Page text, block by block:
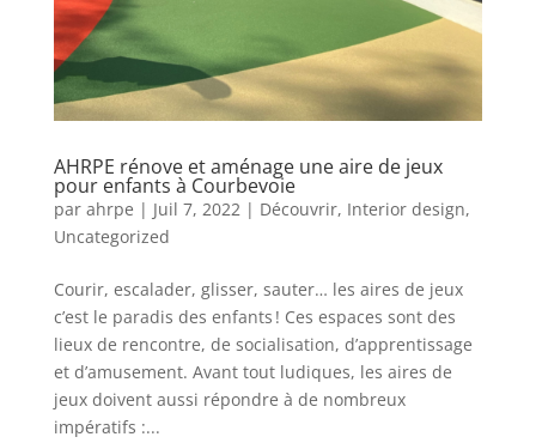
AHRPE rénove et aménage une aire de jeux
pour enfants à Courbevoie
par ahrpe | Juil 7, 2022 | Découvrir, Interior design,
Uncategorized
Courir, escalader, glisser, sauter… les aires de jeux
c’est le paradis des enfants ! Ces espaces sont des
lieux de rencontre, de socialisation, d’apprentissage
et d’amusement. Avant tout ludiques, les aires de
jeux doivent aussi répondre à de nombreux
impératifs :...